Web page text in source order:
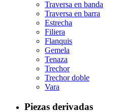
Traversa en banda
Traversa en barra
Estrecha
Filiera
Flanquis
Gemela
Tenaza
Trechor
Trechor doble
Vara
Piezas derivadas